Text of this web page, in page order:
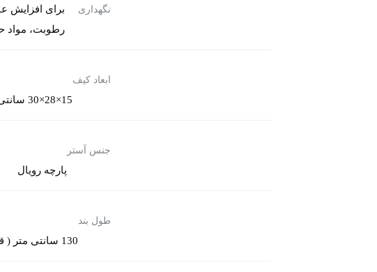
نگهداری
برای افزایش
رطوبت، مواد
ابعاد کیف
15×28×30 سانتی متر
جنس آستر
پارچه رویال
طول بند
130 سانتی متر ( قابل تنظیم )